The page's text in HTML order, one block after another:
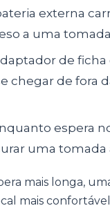
externa
a uma
de ficha
chegar de fora
espera
uma tomada
mais longa,
mais